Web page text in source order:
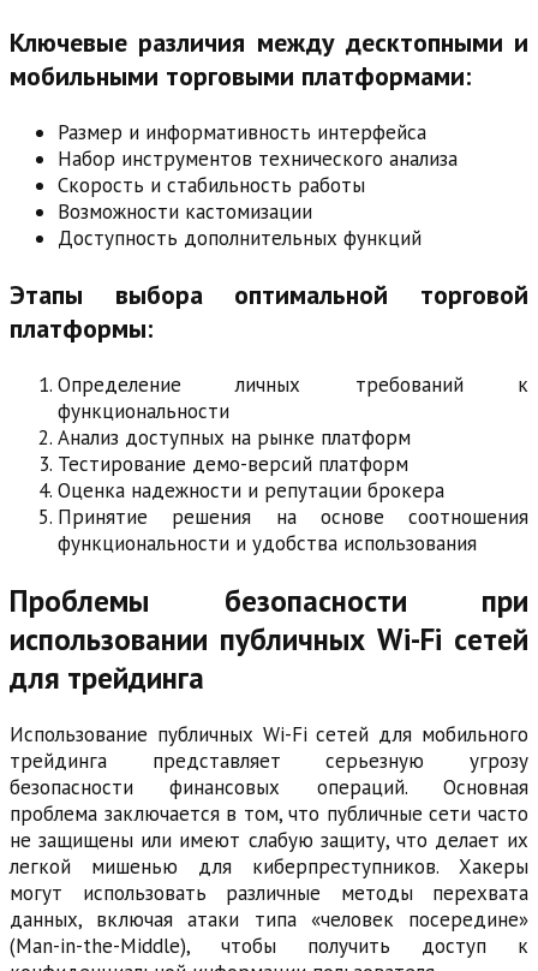
Ключевые различия между десктопными и
мобильными торговыми платформами:
Размер и информативность интерфейса
Набор инструментов технического анализа
Скорость и стабильность работы
Возможности кастомизации
Доступность дополнительных функций
Этапы выбора оптимальной торговой
платформы:
Определение личных требований к
функциональности
Анализ доступных на рынке платформ
Тестирование демо-версий платформ
Оценка надежности и репутации брокера
Принятие решения на основе соотношения
функциональности и удобства использования
Проблемы безопасности при
использовании публичных Wi-Fi сетей
для трейдинга
Использование публичных Wi-Fi сетей для мобильного
трейдинга представляет серьезную угрозу
безопасности финансовых операций. Основная
проблема заключается в том, что публичные сети часто
не защищены или имеют слабую защиту, что делает их
легкой мишенью для киберпреступников. Хакеры
могут использовать различные методы перехвата
данных, включая атаки типа «человек посередине»
(Man-in-the-Middle), чтобы получить доступ к